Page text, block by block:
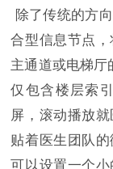
除了传统的方
合型信息节点
主通道或电梯厅
仅包含楼层索
屏，滚动播放
贴着医生团队
可以设置一个